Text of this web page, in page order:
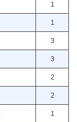
1
1
3
3
2
2
1